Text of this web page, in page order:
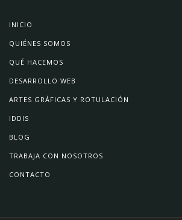
INICIO
QUIÉNES SOMOS
QUÉ HACEMOS
DESARROLLO WEB
ARTES GRÁFICAS Y ROTULACIÓN
IDDIS
BLOG
TRABAJA CON NOSOTROS
CONTACTO